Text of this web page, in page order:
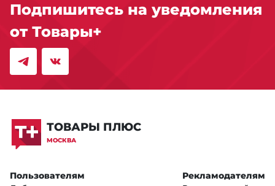
Подпишитесь на уведомления
от Товары+
ТОВАРЫ ПЛЮС
МОСКВА
Пользователям Рекламодателям